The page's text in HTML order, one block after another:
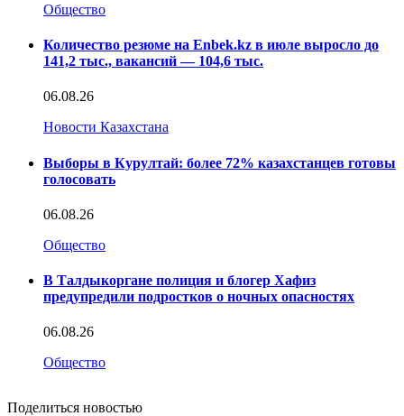
Общество
Количество резюме на Enbek.kz в июле выросло до
141,2 тыс., вакансий — 104,6 тыс.
06.08.26
Новости Казахстана
Выборы в Курултай: более 72% казахстанцев готовы
голосовать
06.08.26
Общество
В Талдыкоргане полиция и блогер Хафиз
предупредили подростков о ночных опасностях
06.08.26
Общество
Поделиться новостью